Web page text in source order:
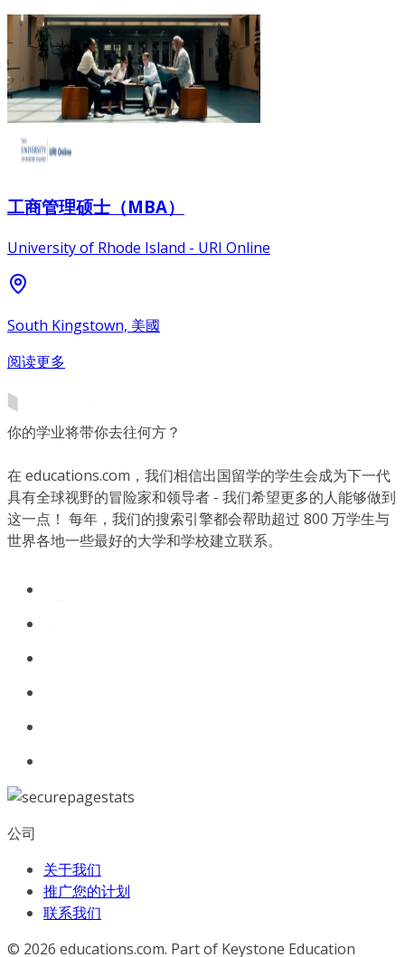
工商管理硕士（MBA）
University of Rhode Island - URI Online
South Kingstown, 美國
阅读更多
你的学业将带你去往何方？
在 educations.com，我们相信出国留学的学生会成为下一代
具有全球视野的冒险家和领导者 - 我们希望更多的人能够做到
这一点！ 每年，我们的搜索引擎都会帮助超过 800 万学生与
世界各地一些最好的大学和学校建立联系。
公司
关于我们
推广您的计划
联系我们
© 2026 educations.com. Part of Keystone Education